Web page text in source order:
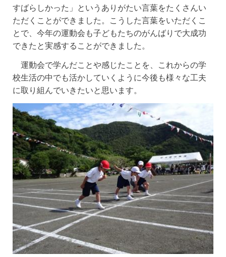
すばらしかった」というありがたい言葉をたくさんい
ただくことができました。こうした言葉をいただくこ
とで、今年の運動会も子どもたちのがんばりで大成功
できたと実感することができました。
運動会で学んだことや感じたことを、これからの学
校生活の中でも活かしていくように今後も様々な工夫
に取り組んでいきたいと思います。